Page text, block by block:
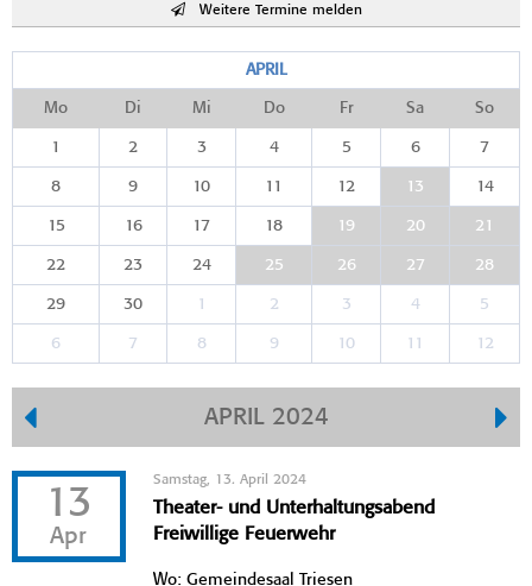
Weitere Termine melden
APRIL
Mo Di Mi Do Fr Sa So
1 2 3 4 5 6 7
8 9 10 11 12 13 14
15 16 17 18 19 20 21
22 23 24 25 26 27 28
29 30 1 2 3 4 5
6 7 8 9 10 11 12
APRIL 2024
13
Apr
Samstag, 13. April 2024
Theater- und Unterhaltungsabend
Freiwillige Feuerwehr
Wo: Gemeindesaal Triesen